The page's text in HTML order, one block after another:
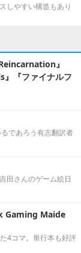
しやすい構造もあり
』
『ファイナルフ
であろう有志翻訳者
田さんのゲーム絵日
Gaming Maide
4コマ。単行本も好評